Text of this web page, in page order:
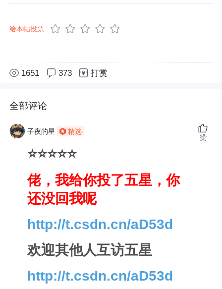
给本帖投票
1651 373 打赏
全部评论
子夜的星 精选
⭐⭐⭐⭐⭐
佬，我给你投了五星，你
还没回我呢
http://t.csdn.cn/aD53d
欢迎其他人互访五星
http://t.csdn.cn/aD53d
赞